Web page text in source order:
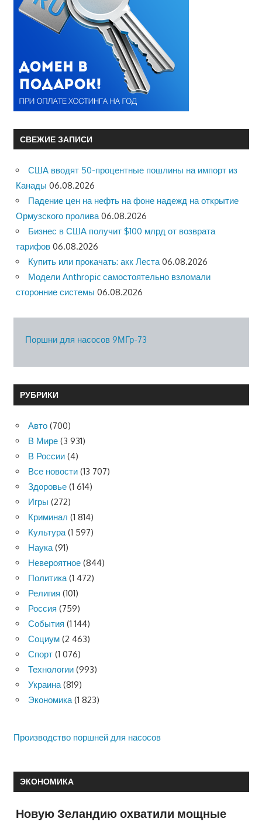
СВЕЖИЕ ЗАПИСИ
США вводят 50-процентные пошлины на импорт из
Канады 06.08.2026
Падение цен на нефть на фоне надежд на открытие
Ормузского пролива 06.08.2026
Бизнес в США получит $100 млрд от возврата
тарифов 06.08.2026
Купить или прокачать: акк Леста 06.08.2026
Модели Anthropic самостоятельно взломали
сторонние системы 06.08.2026
Поршни для насосов 9МГр-73
РУБРИКИ
Авто (700)
В Мире (3 931)
В России (4)
Все новости (13 707)
Здоровье (1 614)
Игры (272)
Криминал (1 814)
Культура(1 597)
Наука(91)
Невероятное (844)
Политика(1 472)
Религия (101)
Россия (759)
События (1 144)
Социум (2 463)
Спорт (1 076)
Технологии (993)
Украина(819)
Экономика(1 823)
Производство поршней для насосов
ЭКОНОМИКА
Новую Зеландию охватили мощные